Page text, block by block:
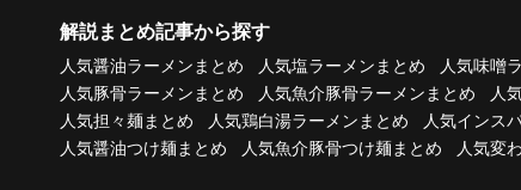
解説まとめ記事から探す
人気醤油ラーメンまとめ 人気塩ラーメンまとめ
人気味噌
人気豚骨ラーメンまとめ
人気魚介豚骨ラーメンまとめ
人
人気担々麺まとめ
人気鶏白湯ラーメンまとめ
人気インス
人気醤油つけ麺まとめ
人気魚介豚骨つけ麺まとめ 人気変